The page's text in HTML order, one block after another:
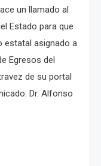
un llamado al
Estado para que
estatal asignado a
Egresos del
de su portal
Dr. Alfonso